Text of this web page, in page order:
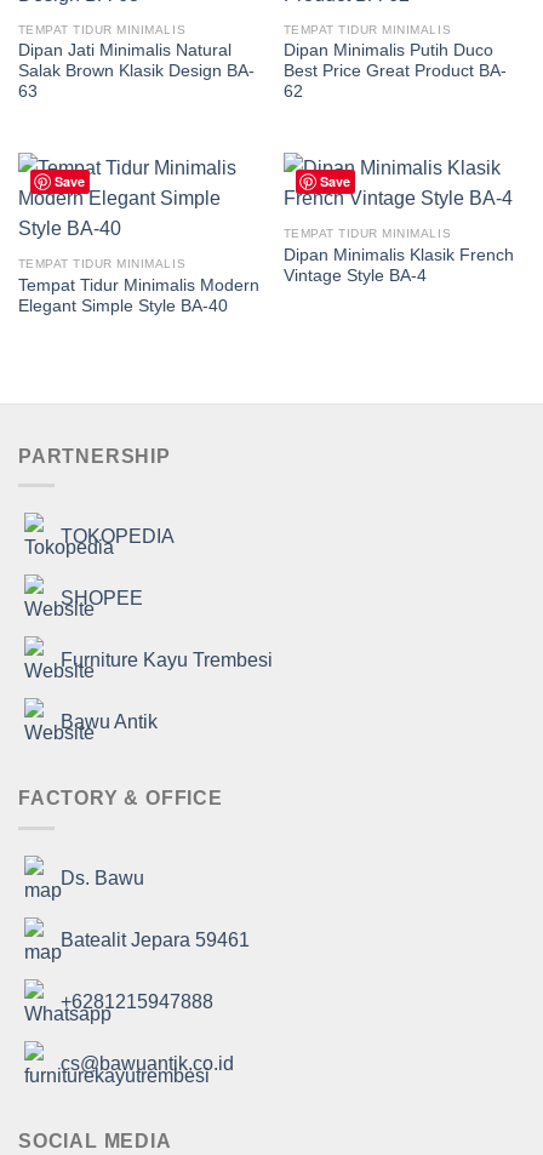
TEMPAT TIDUR MINIMALIS
Dipan Jati Minimalis Natural
Salak Brown Klasik Design BA-
63
TEMPAT TIDUR MINIMALIS
Dipan Minimalis Putih Duco
Best Price Great Product BA-
62
Save
TEMPAT TIDUR MINIMALIS
Tempat Tidur Minimalis Modern
Elegant Simple Style BA-40
Save
TEMPAT TIDUR MINIMALIS
Dipan Minimalis Klasik French
Vintage Style BA-4
PARTNERSHIP
TOKOPEDIA
SHOPEE
Furniture Kayu Trembesi
Bawu Antik
FACTORY & OFFICE
Ds. Bawu
Batealit Jepara 59461
+6281215947888
cs@bawuantik.co.id
SOCIAL MEDIA